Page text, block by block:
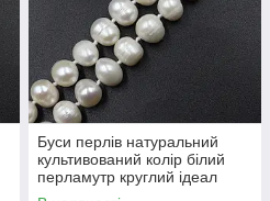
Буси перлів натуральний
культивований колір білий
перламутр круглий ідеал
довжина нитки 45 см розмір